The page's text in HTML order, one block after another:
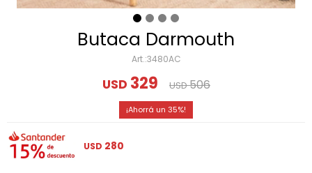
Butaca Darmouth
3480AC
USD 329 USD506
35
USD 280